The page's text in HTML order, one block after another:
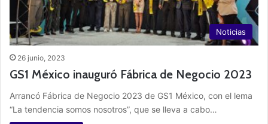
Noticias
26 junio, 2023
GS1 México inauguró Fábrica de Negocio 2023
Arrancó Fábrica de Negocio 2023 de GS1 México, con el lema
“La tendencia somos nosotros”, que se lleva a cabo…